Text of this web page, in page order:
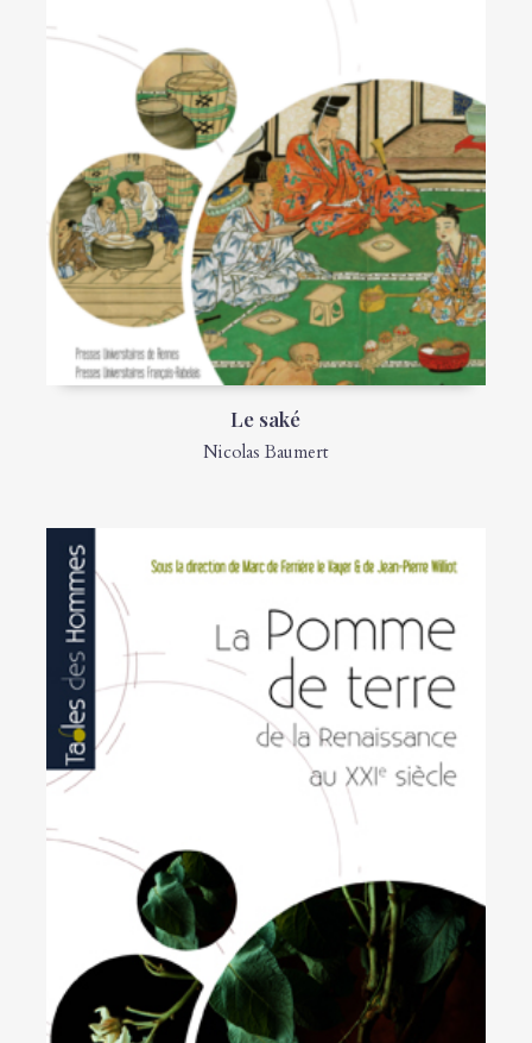
Le saké
Nicolas Baumert